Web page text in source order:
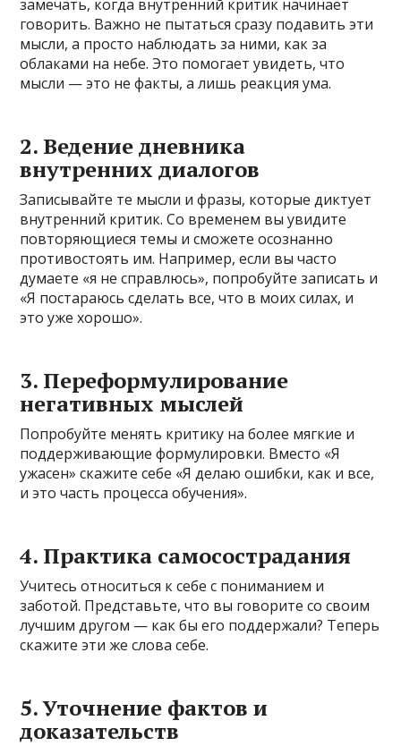
замечать, когда внутренний критик начинает
говорить. Важно не пытаться сразу подавить эти
мысли, а просто наблюдать за ними, как за
облаками на небе. Это помогает увидеть, что
мысли — это не факты, а лишь реакция ума.
2. Ведение дневника
внутренних диалогов
Записывайте те мысли и фразы, которые диктует
внутренний критик. Со временем вы увидите
повторяющиеся темы и сможете осознанно
противостоять им. Например, если вы часто
думаете «я не справлюсь», попробуйте записать и
«Я постараюсь сделать все, что в моих силах, и
это уже хорошо».
3. Переформулирование
негативных мыслей
Попробуйте менять критику на более мягкие и
поддерживающие формулировки. Вместо «Я
ужасен» скажите себе «Я делаю ошибки, как и все,
и это часть процесса обучения».
4. Практика самосострадания
Учитесь относиться к себе с пониманием и
заботой. Представьте, что вы говорите со своим
лучшим другом — как бы его поддержали? Теперь
скажите эти же слова себе.
5. Уточнение фактов и
доказательств